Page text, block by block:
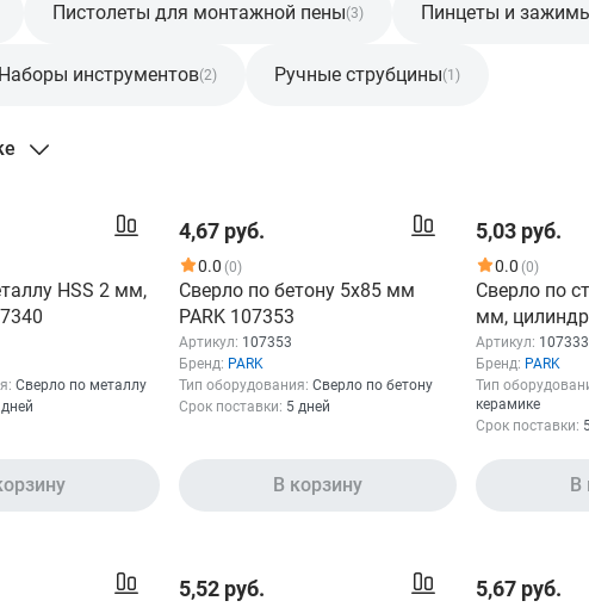
Пистолеты для монтажной пены(3) Пинцеты и
Наборы инструментов(2) Ручные струбцины(1)
HSS 2 мм,
Сверло по металлу
4,67 руб.
0.0 (0)
Сверло по бетону 5x85 мм
PARK 107353
Артикул: 107353
Бренд: PARK
Тип оборудования: Сверло по бетону
Срок поставки: 5 дней
В корзину
5,03 руб.
0.0 (0)
Сверло по
мм,
хвостовик
Артикул: 107333
Бренд: PARK
Тип
керамике
Срок поставки:
В
5,52 руб. 5,67 руб.